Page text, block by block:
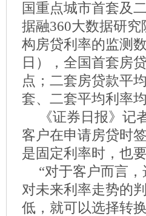
国重点城市首套及
据融360大数据研
构房贷利率的监测
日），全国首套房
点；二套房贷款平
套、二套平均利率
《证券日报》
客户在申请房贷时
是固定利率时，也
“对于客户而言
对未来利率走势的
低，就可以选择转